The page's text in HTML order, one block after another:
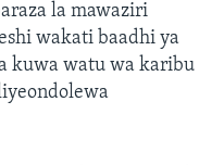
la mawaziri
wakati baadhi ya
kuwa watu wa karibu